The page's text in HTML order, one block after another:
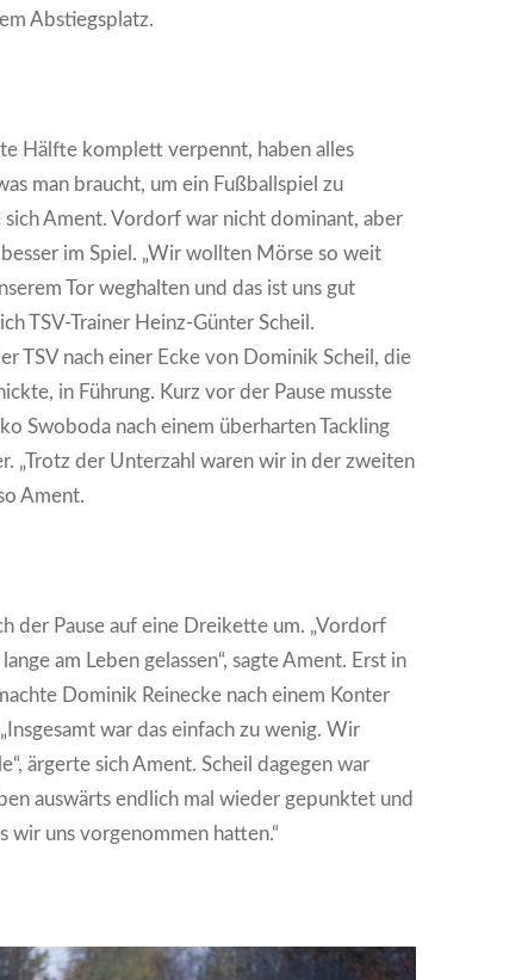
Abstiegsplatz.
Hälfte komplett verpennt, haben alles
man braucht, um ein Fußballspiel zu
sich Ament. Vordorf war nicht dominant, aber
im Spiel. „Wir wollten Mörse so weit
Tor weghalten und das ist uns gut
TSV-Trainer Heinz-Günter Scheil.
TSV nach einer Ecke von Dominik Scheil, die
in Führung. Kurz vor der Pause musste
Swoboda nach einem überharten Tackling
„Trotz der Unterzahl waren wir in der zweiten
Ament.
der Pause auf eine Dreikette um. „Vordorf
am Leben gelassen“, sagte Ament. Erst in
Dominik Reinecke nach einem Konter
war das einfach zu wenig. Wir
ärgerte sich Ament. Scheil dagegen war
auswärts endlich mal wieder gepunktet und
wir uns vorgenommen hatten.“